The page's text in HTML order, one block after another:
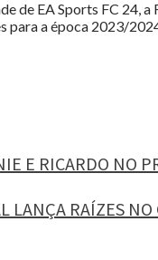
de EA Sports FC 24, a
para a época 2023/
E RICARDO NO
LANÇA RAÍZES NO